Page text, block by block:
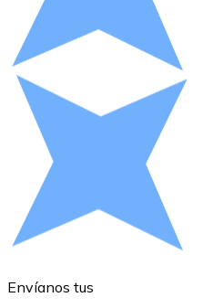
Compra criptomonedas
Comprar con efectivo
Transferencia SEPA
Añade fondos a tu
Comprar con
Tarjeta de crédito / débito
Utiliza tarjetas Visa y
Tienda - Tarjetas regalo
Envíanos tus